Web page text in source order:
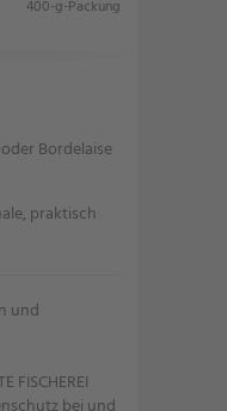
400-g-Packung
Bordelaise
praktisch
und
FISCHEREI